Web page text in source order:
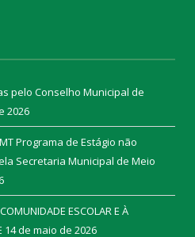
pelo Conselho Municipal de
2026
Programa de Estágio não
Secretaria Municipal de Meio
ESCOLAR E À
14 de maio de 2026